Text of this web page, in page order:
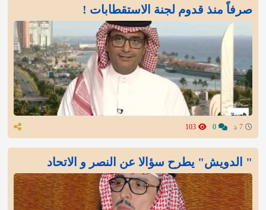
صرفاً منذ قدوم لجنة الاستقطابات !
" الدويش" يطرح سؤالا عن النصر و الاتحاد